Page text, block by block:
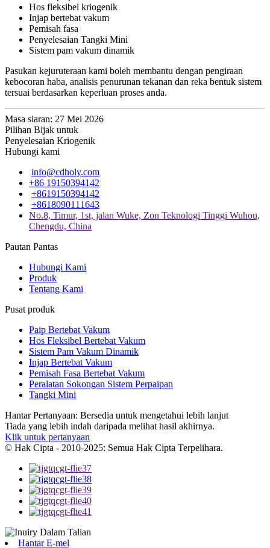
Hos fleksibel kriogenik
Injap bertebat vakum
Pemisah fasa
Penyelesaian Tangki Mini
Sistem pam vakum dinamik
Pasukan kejuruteraan kami boleh membantu dengan pengiraan
kebocoran haba, analisis penurunan tekanan dan reka bentuk sistem
tersuai berdasarkan keperluan proses anda.
Masa siaran: 27 Mei 2026
Pilihan Bijak untuk
Penyelesaian Kriogenik
Hubungi kami
info@cdholy.com
+86 19150394142
+8619150394142
+8618090111643
No.8, Timur, 1st, jalan Wuke, Zon Teknologi Tinggi Wuhou,
Chengdu, China
Pautan Pantas
Hubungi Kami
Produk
Tentang Kami
Pusat produk
Paip Bertebat Vakum
Hos Fleksibel Bertebat Vakum
Sistem Pam Vakum Dinamik
Injap Bertebat Vakum
Pemisah Fasa Bertebat Vakum
Peralatan Sokongan Sistem Perpaipan
Tangki Mini
Hantar Pertanyaan: Bersedia untuk mengetahui lebih lanjut
Tiada yang lebih indah daripada melihat hasil akhirnya.
Klik untuk pertanyaan
© Hak Cipta - 2010-2025: Semua Hak Cipta Terpelihara.
Hantar E-mel